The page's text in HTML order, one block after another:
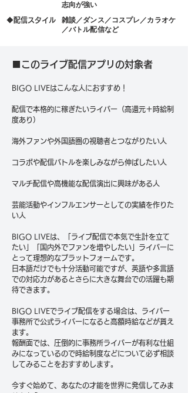
志向が強い
🔶配信スタイル
雑談／ダンス／コスプレ／カラオケ
／バトル配信など
■このライブ配信アプリの対象者
BIGO LIVEはこんな人におすすめ！
配信で本格的に稼ぎたいライバー（高還元＋時給制
度あり）
海外ファンや外国語圏の視聴者とつながりたい人
コラボや配信バトルを楽しみながら伸ばしたい人
マルチ配信や高機能な配信演出に興味がある人
芸能活動やインフルエンサーとしての実績を作りた
い人
BIGO LIVEは、「ライブ配信で本気で生計を立て
たい」「国内外でファンを増やしたい」ライバーに
とって理想的なプラットフォームです。
日本語だけでも十分活動可能ですが、英語や多言語
での対応力があるとさらに大きな舞台での活躍も期
待できます。
BIGO LIVEでライブ配信をする場合は、ライバー
事務所で公式ライバーになると高額時給などが貰え
ます。
報酬面では、圧倒的に事務所ライバーが有利な仕組
みになっているので時給制度などについて必ず相談
してみることをおすすめします。
今すぐ始めて、あなたの才能を世界に発信してみま